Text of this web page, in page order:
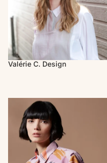
Valérie C. Design
Melow par Mélissa Bolduc